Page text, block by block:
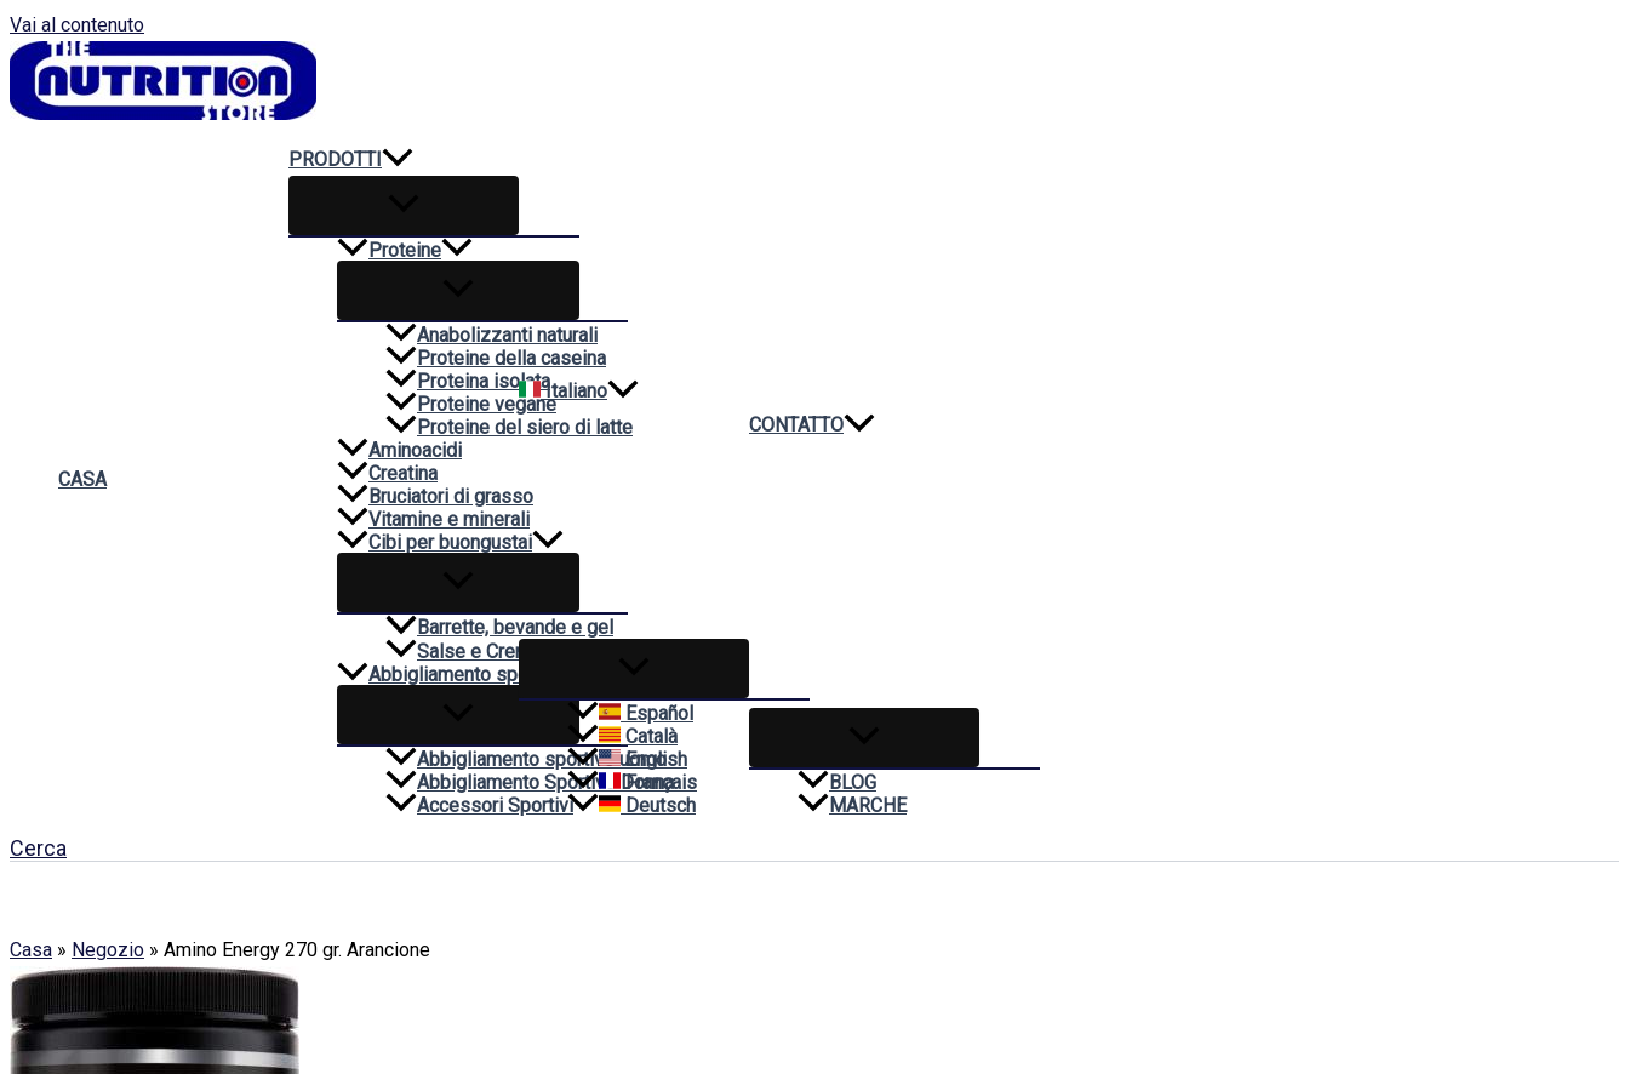
Vai al contenuto
CASA
PRODOTTI
Proteine
Anabolizzanti naturali
Proteine della caseina
Proteina isolata
Proteine vegane
Proteine del siero di latte
Aminoacidi
Creatina
Bruciatori di grasso
Vitamine e minerali
Cibi per buongustai
Barrette, bevande e gel
Salse e Creme
Abbigliamento sportivo
Abbigliamento sportivo uomo
Abbigliamento Sportivo Donna
Accessori Sportivi
Italiano
Español
Català
English
Français
Deutsch
CONTATTO
BLOG
MARCHE
Cerca
Casa » Negozio » Amino Energy 270 gr. Arancione